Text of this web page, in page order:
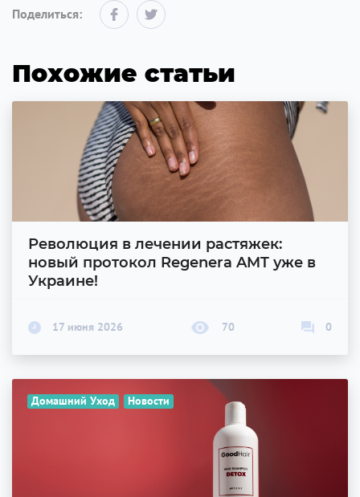
Поделиться:
Похожие статьи
Революция в лечении растяжек:
новый протокол Regenera AMT уже в
Украине!
17 июня 2026 70 0
Домашний Уход Новости